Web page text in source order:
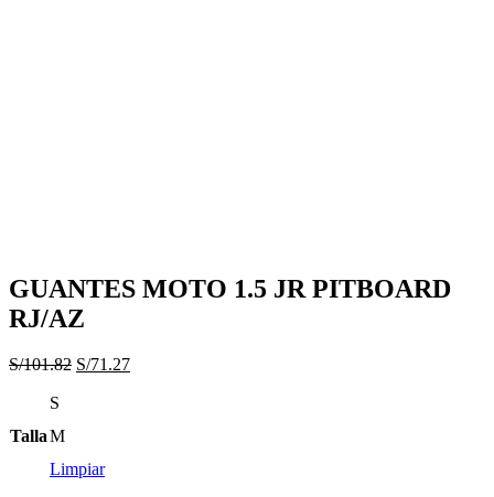
GUANTES MOTO 1.5 JR PITBOARD
RJ/AZ
S/101.82 El
S/71.27El
Talla
S
M
Limpiar